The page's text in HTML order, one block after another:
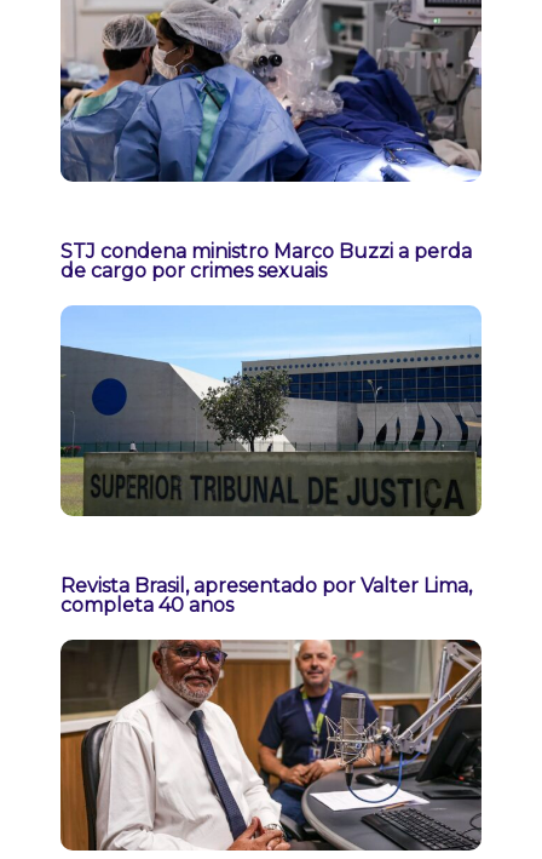
STJ condena ministro Marco Buzzi a perda
de cargo por crimes sexuais
Revista Brasil, apresentado por Valter Lima,
completa 40 anos